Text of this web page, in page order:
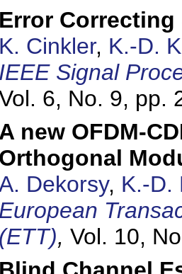
Error
K. Cinkler, K.-D.
IEEE Signal
6, No. 9, pp.
A new OFDM-
Orthogonal
Dekorsy, K.-D.
European
(ETT), Vol. 10,